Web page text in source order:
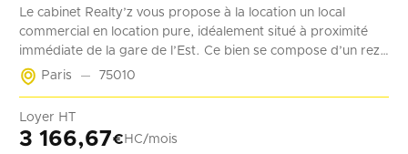
Le cabinet Realty’z vous propose à la location un local
commercial en location pure, idéalement situé à proximité
immédiate de la gare de l’Est. Ce bien se compose d’un rez-
de-chaussée de 70 m² accessible à la fois depuis la rue et les
parties communes de l’immeuble. Deux emplacements de
rénové, ce local est adapté à tout type d’activité ne générant
pas de nuisances.
Paris 75010
Loyer HT
3 166,67€ HC/mois